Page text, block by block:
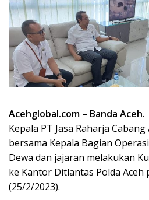
Acehglobal.com – Banda Aceh.
Kepala PT Jasa Raharja Cabang
bersama Kepala Bagian
Dewa dan jajaran melakukan
ke Kantor Ditlantas Polda Aceh
(25/2/2023).